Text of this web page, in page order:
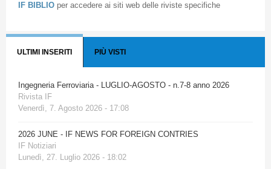
IF BIBLIO per accedere ai siti web delle riviste specifiche
ULTIMI INSERITI PIÙ VISTI
Ingegneria Ferroviaria - LUGLIO-AGOSTO - n.7-8 anno 2026
Rivista IF
Venerdì, 7. Agosto 2026 - 17:08
2026 JUNE - IF NEWS FOR FOREIGN CONTRIES
IF Notiziari
Lunedì, 27. Luglio 2026 - 18:02